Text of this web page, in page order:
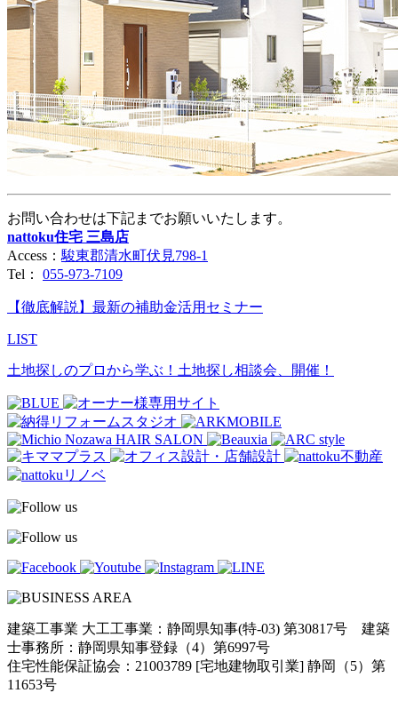
お問い合わせは下記までお願いいたします。
nattoku住宅 三島店
Access： 駿東郡清水町伏見798-1
Tel： 055-973-7109
【徹底解説】最新の補助金活用セミナー
LIST
土地探しのプロから学ぶ！土地探し相談会、開催！
建築工事業 大工工事業：静岡県知事(特-03) 第30817号 建築
士事務所：静岡県知事登録（4）第6997号
住宅性能保証協会：21003789 [宅地建物取引業] 静岡（5）第
11653号